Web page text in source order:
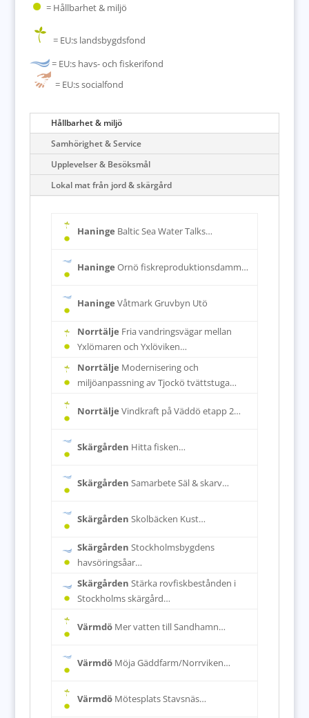
= Hållbarhet & miljö
= EU:s landsbygdsfond
= EU:s havs- och fiskerifond
= EU:s socialfond
Hållbarhet & miljö
Samhörighet & Service
Upplevelser & Besöksmål
Lokal mat från jord & skärgård
Haninge Baltic Sea Water Talks…
Haninge Ornö fiskreproduktionsdamm…
Haninge Våtmark Gruvbyn Utö
Norrtälje Fria vandringsvägar mellan
Yxlömaren och Yxlöviken…
Norrtälje Modernisering och
miljöanpassning av Tjockö tvättstuga…
Norrtälje Vindkraft på Väddö etapp 2…
Skärgården Hitta fisken…
Skärgården Samarbete Säl & skarv…
Skärgården Skolbäcken Kust…
Skärgården Stockholmsbygdens
havsöringsåar…
Skärgården Stärka rovfiskbestånden i
Stockholms skärgård…
Värmdö Mer vatten till Sandhamn…
Värmdö Möja Gäddfarm/Norrviken…
Värmdö Mötesplats Stavsnäs…